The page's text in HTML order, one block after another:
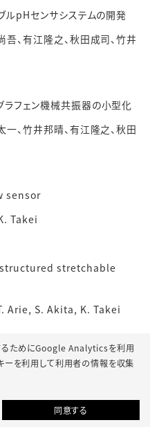
pHセンサシステムの開発
有江隆之、秋田成司、竹井
ェン機械共振器の小型化
竹井邦晴、有江隆之、秋田
Takei
stretchable
S. Akita, K. Takei
ーブ・グラフェン総合シンポ
、2019年9月3日-5日)
ブルデバイス
るためにGoogle Analyticsを利用
ーを利用して利用者の情報を収集
同意する